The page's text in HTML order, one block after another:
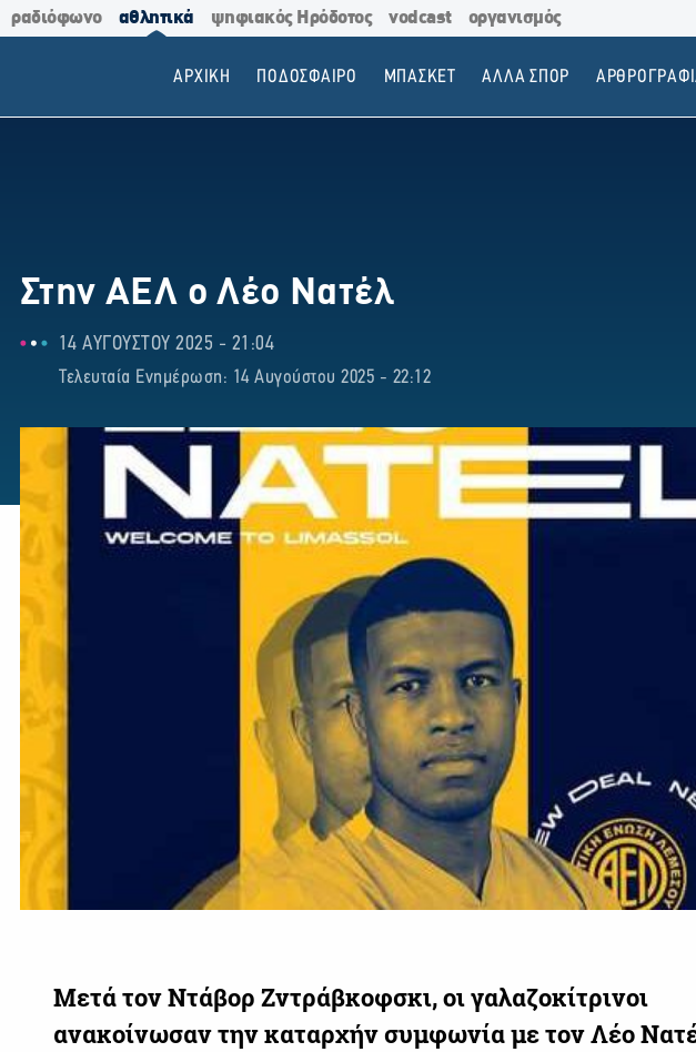
ραδιόφωνο αθλητικά ψηφιακός Ηρόδοτος vodcast οργανισμός
ΑΡΧΙΚΗ ΠΟΔΟΣΦΑΙΡΟ ΜΠΑΣΚΕΤ ΑΛΛΑ ΣΠΟΡ
Στην ΑΕΛ ο Λέο Νατέλ
14 ΑΥΓΟΥΣΤΟΥ 2025 - 21:04
Τελευταία Ενημέρωση: 14 Αυγούστου 2025 - 22:12
Μετά τον Ντάβορ Ζντράβκοφσκι, οι γαλαζοκίτρινοι
ανακοίνωσαν την καταρχήν συμφωνία με τον Λέο